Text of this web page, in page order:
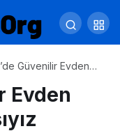
Güvenilir Evden
Evden
Yeni Tanımı